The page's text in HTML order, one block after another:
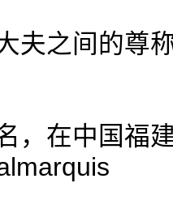
夫之间的尊
，在中国福
marquis